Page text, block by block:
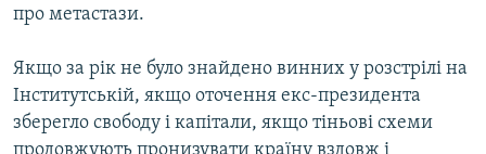
про метастази.
Якщо за рік не було знайдено винних у розстрілі на
Інститутській, якщо оточення екс-президента
зберегло свободу і капітали, якщо тіньові схеми